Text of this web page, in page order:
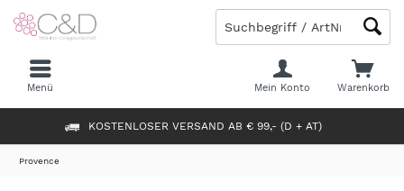
KOSTENLOSER VERSAND AB € 99,- (D + AT)
Warenkorb
Mein Konto
Menü
Provence